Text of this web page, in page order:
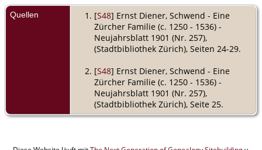
Quellen [S48] Ernst Diener, Schwend - Eine
Zürcher Familie (c. 1250 - 1536) -
Neujahrsblatt 1901 (Nr. 257),
(Stadtbibliothek Zürich), Seiten 24-29.
[S48] Ernst Diener, Schwend - Eine
Zürcher Familie (c. 1250 - 1536) -
Neujahrsblatt 1901 (Nr. 257),
(Stadtbibliothek Zürich), Seite 25.